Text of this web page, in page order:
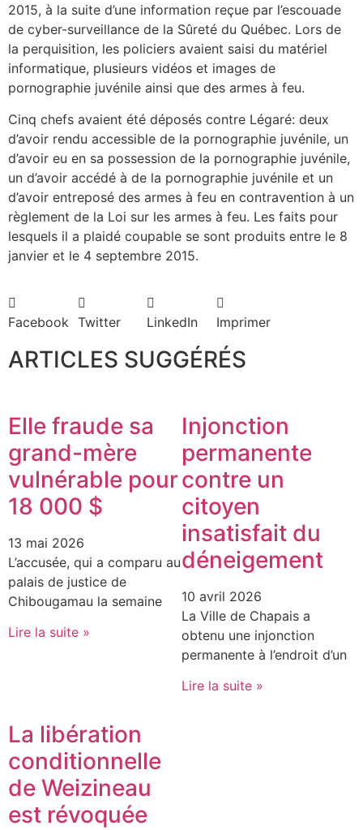
2015, à la suite d’une information reçue par l’escouade
de cyber-surveillance de la Sûreté du Québec. Lors de
la perquisition, les policiers avaient saisi du matériel
informatique, plusieurs vidéos et images de
pornographie juvénile ainsi que des armes à feu.
Cinq chefs avaient été déposés contre Légaré: deux
d’avoir rendu accessible de la pornographie juvénile, un
d’avoir eu en sa possession de la pornographie juvénile,
un d’avoir accédé à de la pornographie juvénile et un
d’avoir entreposé des armes à feu en contravention à un
règlement de la Loi sur les armes à feu. Les faits pour
lesquels il a plaidé coupable se sont produits entre le 8
janvier et le 4 septembre 2015.
Facebook Twitter LinkedIn Imprimer
ARTICLES SUGGÉRÉS
Elle fraude sa
grand-mère
vulnérable pour
18 000 $
13 mai 2026
L’accusée, qui a comparu au
palais de justice de
Chibougamau la semaine
Lire la suite »
Injonction
permanente
contre un
citoyen
insatisfait du
déneigement
10 avril 2026
La Ville de Chapais a
obtenu une injonction
permanente à l’endroit d’un
Lire la suite »
La libération
conditionnelle
de Weizineau
est révoquée